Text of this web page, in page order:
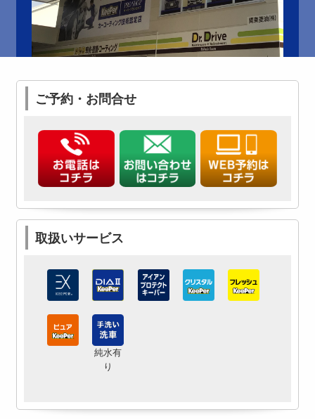
ご予約・お問合せ
取扱いサービス
純水有
り